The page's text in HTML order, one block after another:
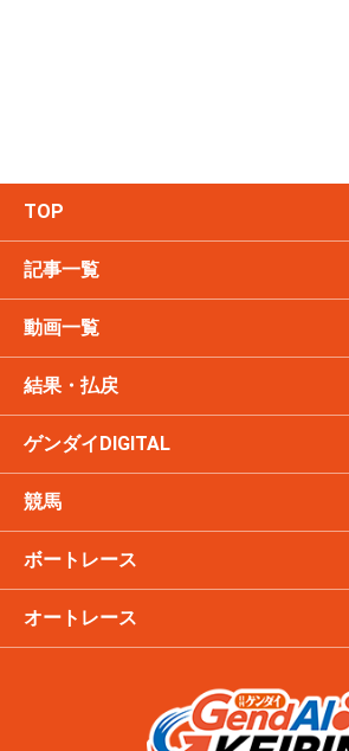
TOP
記事一覧
動画一覧
結果・払戻
ゲンダイDIGITAL
競馬
ボートレース
オートレース